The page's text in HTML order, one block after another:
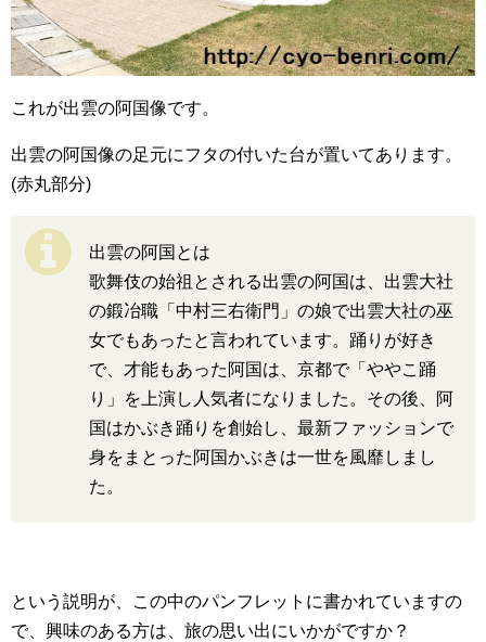
これが出雲の阿国像です。
出雲の阿国像の足元にフタの付いた台が置いてあります。
(赤丸部分)
出雲の阿国とは
歌舞伎の始祖とされる出雲の阿国は、出雲大社
の鍛冶職「中村三右衛門」の娘で出雲大社の巫
女でもあったと言われています。踊りが好き
で、才能もあった阿国は、京都で「ややこ踊
り」を上演し人気者になりました。その後、阿
国はかぶき踊りを創始し、最新ファッションで
身をまとった阿国かぶきは一世を風靡しまし
た。
という説明が、この中のパンフレットに書かれていますの
で、興味のある方は、旅の思い出にいかがですか？